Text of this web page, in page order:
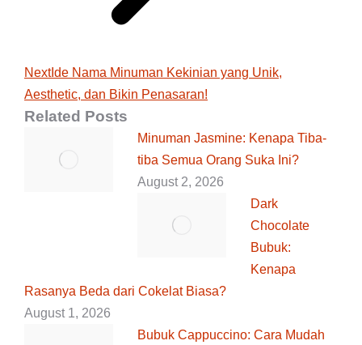
NextNext
post:
Ide Nama Minuman Kekinian yang Unik,
Aesthetic, dan Bikin Penasaran!
Related Posts
Minuman Jasmine: Kenapa Tiba-
tiba Semua Orang Suka Ini?
August 2, 2026
Dark
Chocolate
Bubuk:
Kenapa
Rasanya Beda dari Cokelat Biasa?
August 1, 2026
Bubuk Cappuccino: Cara Mudah